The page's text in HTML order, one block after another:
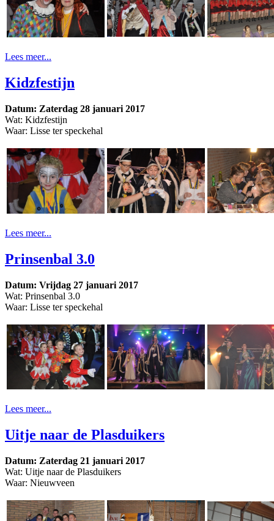
Lees meer...
Kidzfestijn
Datum: Zaterdag 28 januari 2017
Wat: Kidzfestijn
Waar: Lisse ter speckehal
Lees meer...
Prinsenbal 3.0
Datum: Vrijdag 27 januari 2017
Wat: Prinsenbal 3.0
Waar: Lisse ter speckehal
Lees meer...
Uitje naar de Plasduikers
Datum: Zaterdag 21 januari 2017
Wat: Uitje naar de Plasduikers
Waar: Nieuwveen